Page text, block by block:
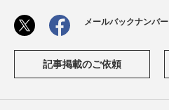
メールバックナンバー
記事掲載のご依頼